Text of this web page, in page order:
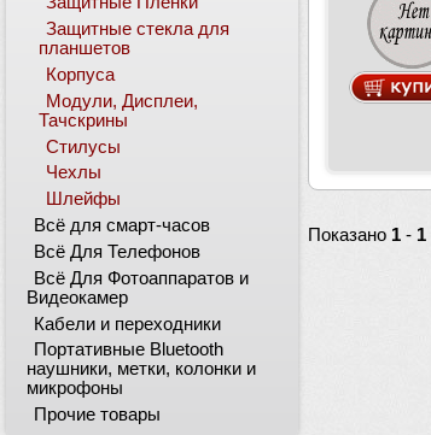
Показано 1 - 1
Защитные стекла для
планшетов
Корпуса
Модули, Дисплеи,
Тачскрины
Стилусы
Чехлы
Шлейфы
Всё для смарт-часов
Всё Для Телефонов
Всё Для Фотоаппаратов и
Видеокамер
Кабели и переходники
Портативные Bluetooth
наушники, метки, колонки и
микрофоны
Прочие товары